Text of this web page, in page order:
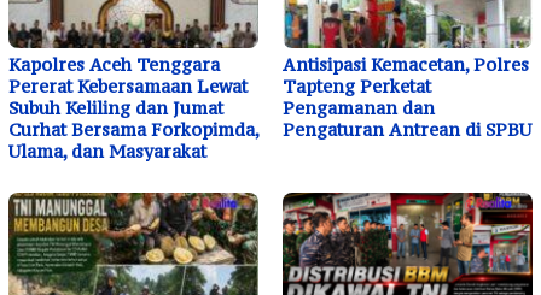
Kapolres Aceh Tenggara
Pererat Kebersamaan Lewat
Subuh Keliling dan Jumat
Curhat Bersama Forkopimda,
Ulama, dan Masyarakat
Antisipasi Kemacetan, Polres
Tapteng Perketat
Pengamanan dan
Pengaturan Antrean di SPBU